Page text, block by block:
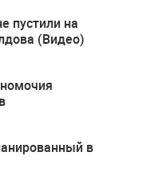
пустили на
(Видео)
в